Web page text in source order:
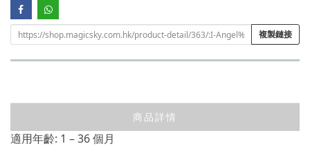
複製鏈接
商品詳情
適用年齡: 1 – 36 個月